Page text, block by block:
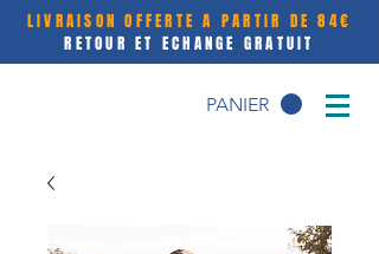
LIVRAISON OFFERTE A PARTIR DE 84€
RETOUR ET ECHANGE GRATUIT
PANIER